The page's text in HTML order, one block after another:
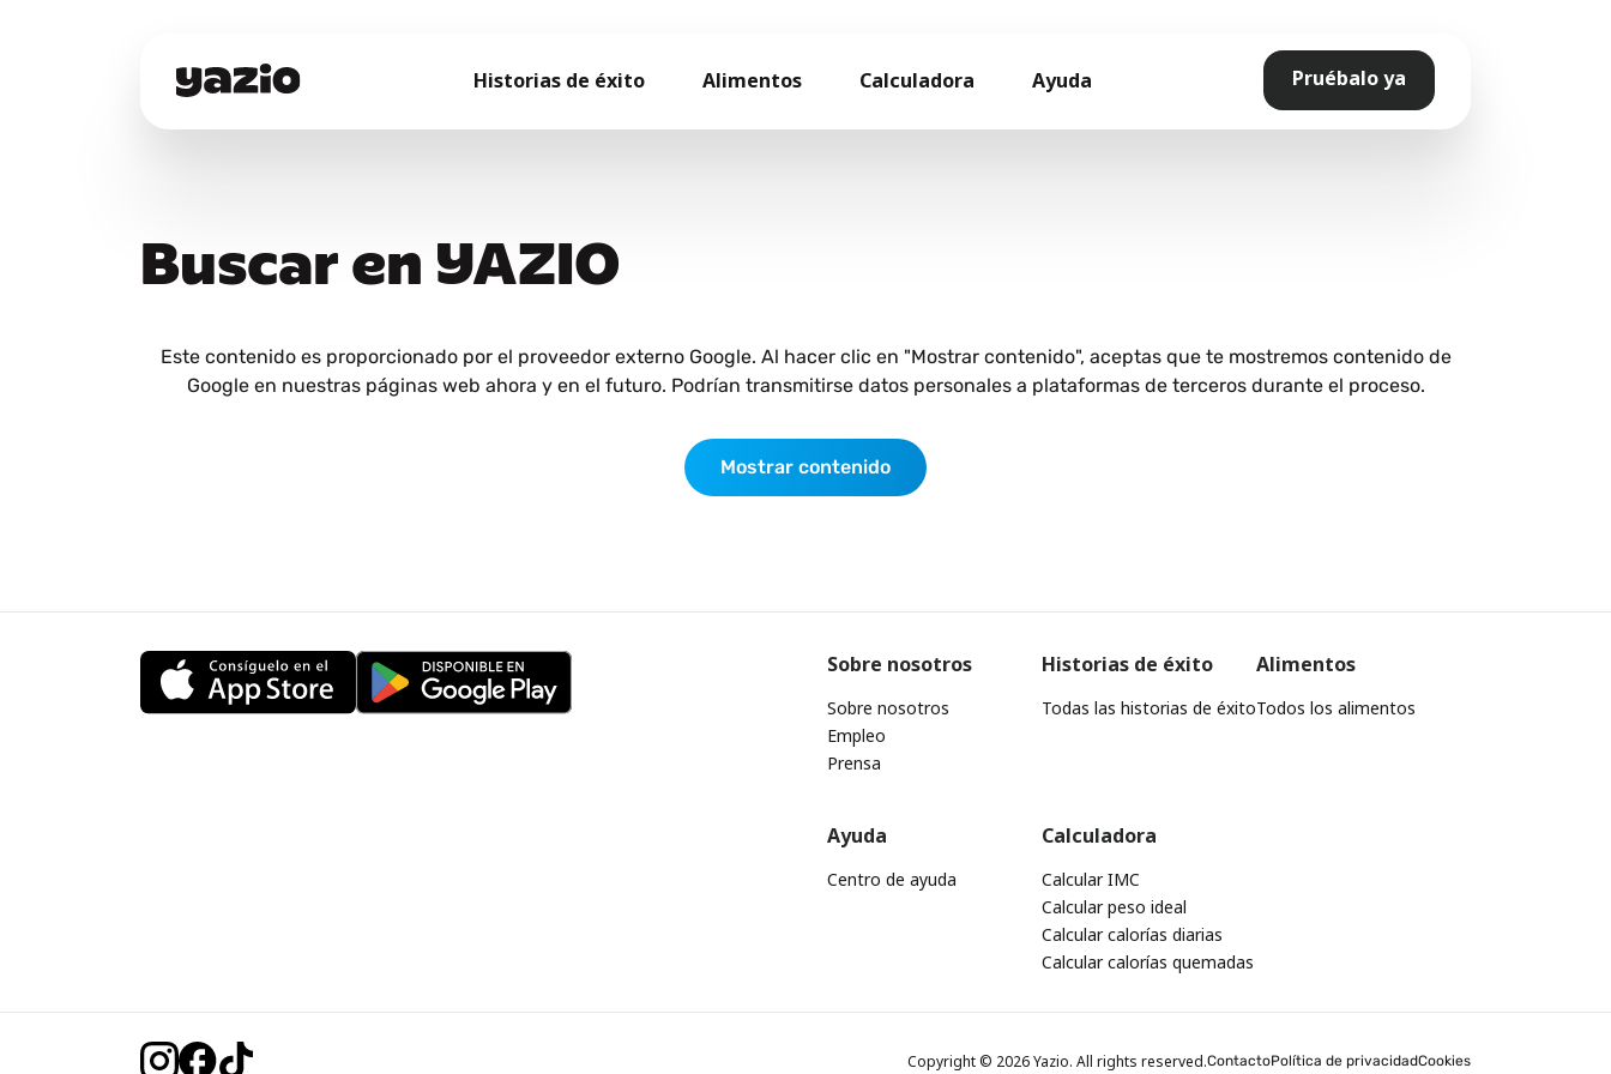
Historias de éxito Alimentos Calculadora Ayuda Pruébalo ya
Buscar en YAZIO
Este contenido es proporcionado por el proveedor externo Google. Al hacer clic en "Mostrar contenido", aceptas que te mostremos contenido de
Google en nuestras páginas web ahora y en el futuro. Podrían transmitirse datos personales a plataformas de terceros durante el proceso.
Mostrar contenido
Sobre nosotros
Sobre nosotros
Empleo
Prensa
Historias de éxito
Todas las historias de éxito
Alimentos
Todos los alimentos
Ayuda
Centro de ayuda
Calculadora
Calcular IMC
Calcular peso ideal
Calcular calorías diarias
Calcular calorías quemadas
Copyright © 2026 Yazio. All rights reserved.ContactoPolítica de privacidadCookies